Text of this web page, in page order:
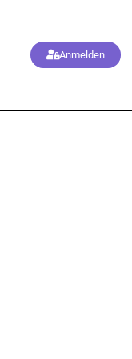
Anmelden